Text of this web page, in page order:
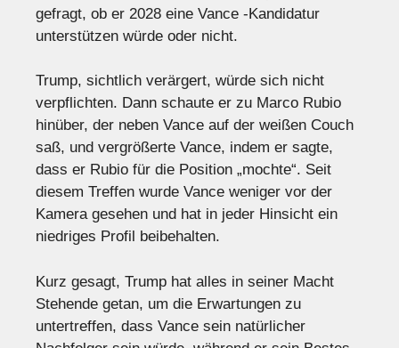
gefragt, ob er 2028 eine Vance -Kandidatur
unterstützen würde oder nicht.
Trump, sichtlich verärgert, würde sich nicht
verpflichten. Dann schaute er zu Marco Rubio
hinüber, der neben Vance auf der weißen Couch
saß, und vergrößerte Vance, indem er sagte,
dass er Rubio für die Position „mochte“. Seit
diesem Treffen wurde Vance weniger vor der
Kamera gesehen und hat in jeder Hinsicht ein
niedriges Profil beibehalten.
Kurz gesagt, Trump hat alles in seiner Macht
Stehende getan, um die Erwartungen zu
untertreffen, dass Vance sein natürlicher